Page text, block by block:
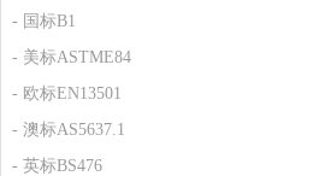
- 国标B1
- 美标ASTME84
- 欧标EN13501
- 澳标AS5637.1
- 英标BS476